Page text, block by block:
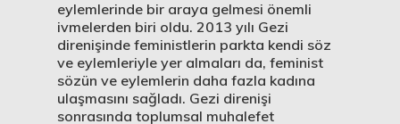
eylemlerinde bir araya gelmesi önemli
ivmelerden biri oldu. 2013 yılı Gezi
direnişinde feministlerin parkta kendi söz
ve eylemleriyle yer almaları da, feminist
sözün ve eylemlerin daha fazla kadına
ulaşmasını sağladı. Gezi direnişi
sonrasında toplumsal muhalefet